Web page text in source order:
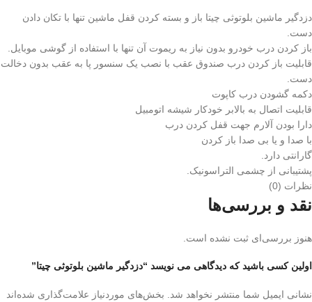
دزدگیر ماشین بلوتوثی چیتا باز و بسته کردن قفل ماشین تنها با تکان دادن
دست.
باز کردن درب خودرو بدون نیاز به ریموت آن تنها با استفاده از گوشی موبایل.
قابلیت باز کردن درب صندوق عقب با نصب یک سنسور پا به عقب بدون دخالت
دست.
دکمه گشودن درب کاپوت
قابلیت اتصال به بالابر خودکار شیشه اتومبیل
دارا بودن آلارم جهت قفل کردن درب
با صدا و یا بی صدا باز کردن
گارانتی دارد.
پشتیبانی از چشمی التراسونیک.
نظرات (0)
نقد و بررسی‌ها
هنوز بررسی‌ای ثبت نشده است.
اولین کسی باشید که دیدگاهی می نویسد “دزدگیر ماشین بلوتوثی چیتا”
نشانی ایمیل شما منتشر نخواهد شد. بخش‌های موردنیاز علامت‌گذاری شده‌اند